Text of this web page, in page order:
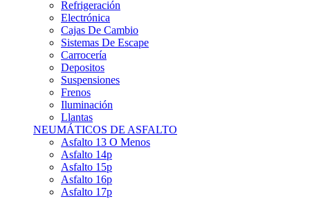
Refrigeración
Electrónica
Cajas De Cambio
Sistemas De Escape
Carrocería
Depositos
Suspensiones
Frenos
Iluminación
Llantas
NEUMÁTICOS DE ASFALTO
Asfalto 13 O Menos
Asfalto 14p
Asfalto 15p
Asfalto 16p
Asfalto 17p